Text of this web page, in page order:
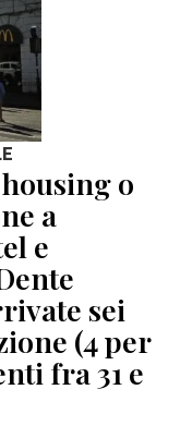
o
a
e
sei
(4 per
fra 31 e